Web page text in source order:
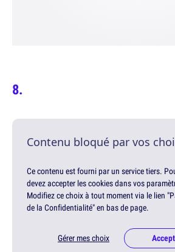
Contenu bloqué par vos
Ce contenu est fourni par un service tiers.
devez accepter les cookies dans vos
Modifiez ce choix à tout moment via le lien
de la Confidentialité" en bas de page.
Gérer mes choix